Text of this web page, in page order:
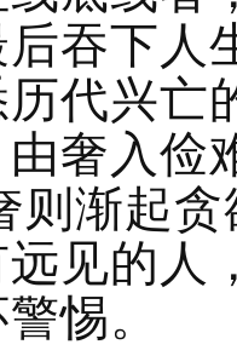
吞下人
代兴亡
奢入俭
则渐起
见的人
惕。